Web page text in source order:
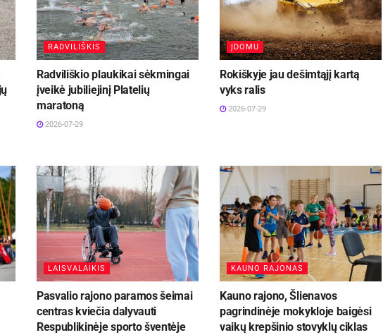
RADVILIŠKIS
Radviliškio plaukikai sėkmingai
įveikė jubiliejinį Platelių
maratoną
2026-07-29
ĮDOMU
Rokiškyje jau dešimtąjį kartą
vyks ralis
2026-07-29
LAISVALAIKIS
Pasvalio rajono paramos šeimai
centras kviečia dalyvauti
Respublikinėje sporto šventėje
KAUNO RAJONAS
Kauno rajono, Šlienavos
pagrindinėje mokykloje baigėsi
vaikų krepšinio stovyklų ciklas